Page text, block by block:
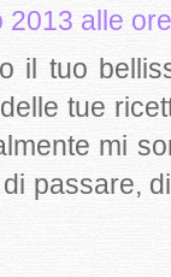
2013 alle
il tuo
tue
mi
passare,